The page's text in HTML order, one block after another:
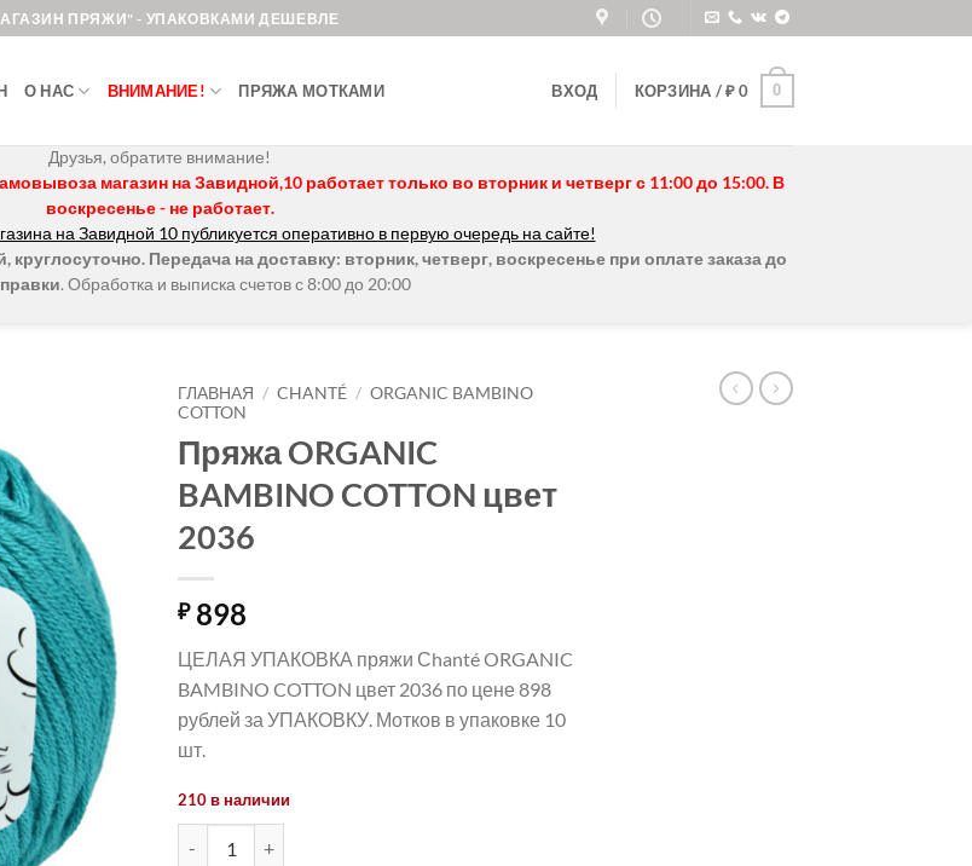
ПРЯЖИ" - УПАКОВКАМИ ДЕШЕВЛЕ
О НАС ВНИМАНИЕ! ПРЯЖА МОТКАМИ ВХОД КОРЗИНА /₽0 0
Друзья, обратите внимание!
магазин на Завидной,10 работает только во вторник и четверг с 11:00 до 15:00. В
воскресенье - не работает.
на Завидной 10 публикуется оперативно в первую очередь на сайте!
Передача на доставку: вторник, четверг, воскресенье при оплате заказа до
. Обработка и выписка счетов с 8:00 до 20:00
ГЛАВНАЯ / CHANTÉ / ORGANIC BAMBINO
COTTON
Пряжа ORGANIC
BAMBINO COTTON цвет
2036
₽898
ЦЕЛАЯ УПАКОВКА пряжи Сhanté ORGANIC
BAMBINO COTTON цвет 2036 по цене 898
рублей за УПАКОВКУ. Мотков в упаковке 10
шт.
210 в наличии